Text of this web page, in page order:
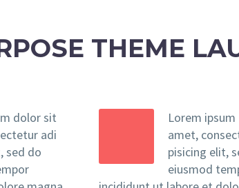
THEME
dolor sit
adi
sed do
Lorem
amet,
pisicing elit,
eiusmod